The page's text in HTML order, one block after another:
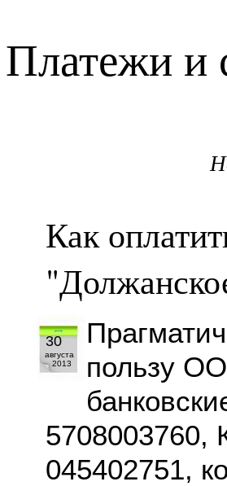
Платежи и
Как
30
августа
2013
пользу
5708003760,
045402751,